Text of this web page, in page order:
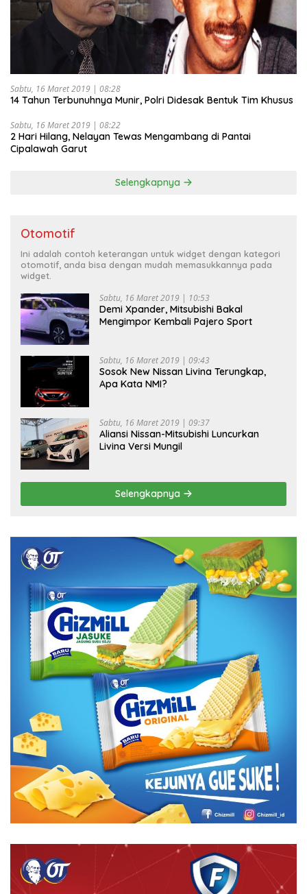
Sabtu, 16 Maret 2019 | 08:28
14 Tahun Terbunuhnya Munir, Polri Didesak Bentuk Tim Khusus
Sabtu, 16 Maret 2019 | 08:22
2 Hari Hilang, Nelayan Tewas Mengambang di Pantai
Cipalawah Garut
Selengkapnya
Otomotif
Ini adalah contoh keterangan untuk widget dengan kategori
otomotif, anda bisa dengan mudah memasukkannya pada
widget.
Sabtu, 16 Maret 2019 | 10:53
Demi Xpander, Mitsubishi Bakal
Mengimpor Kembali Pajero Sport
Sabtu, 16 Maret 2019 | 09:43
Sosok New Nissan Livina Terungkap,
Apa Kata NMI?
Sabtu, 16 Maret 2019 | 09:37
Aliansi Nissan-Mitsubishi Luncurkan
Livina Versi Mungil
Selengkapnya